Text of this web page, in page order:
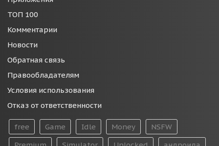
ТОП 100
Комментарии
Новости
Обратная связь
Правообладателям
Условия использования
Отказ от ответственности
free Game Idle Money
NSFW